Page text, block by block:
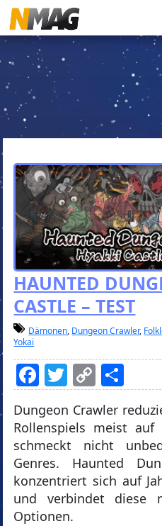
HAUNTED
CASTLE – TEST
Dämonen, Dungeon Crawler,
Yokai
Facebook
Twitter
Copy
Link
Dungeon Crawler
Rollenspiels meist
schmeckt nicht
Genres. Haunted
konzentriert sich auf
und verbindet diese
Optionen.